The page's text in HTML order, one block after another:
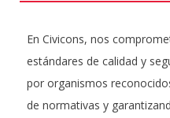
En Civicons, nos
estándares de calidad y
por organismos
de normativas y